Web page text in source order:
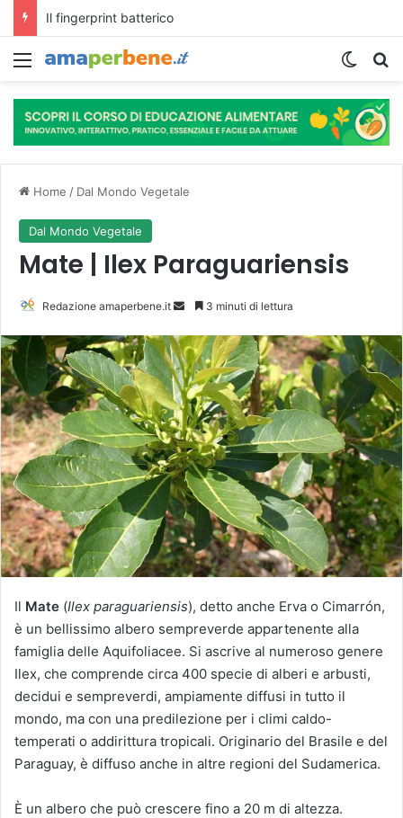
Menu
Home / Dal Mondo Vegetale
Dal Mondo Vegetale
Mate | Ilex Paraguariensis
Redazione amaperbene.it
v
i
a
u
n
'
e
m
a
i
l
3 minuti di lettura
Il Mate (Ilex paraguariensis), detto anche Erva o Cimarrón,
è un bellissimo albero sempreverde appartenente alla
famiglia delle Aquifoliacee. Si ascrive al numeroso genere
Ilex, che comprende circa 400 specie di alberi e arbusti,
decidui e sempreverdi, ampiamente diffusi in tutto il
mondo, ma con una predilezione per i climi caldo-
temperati o addirittura tropicali. Originario del Brasile e del
Paraguay, è diffuso anche in altre regioni del Sudamerica.
È un albero che può crescere fino a 20 m di altezza.